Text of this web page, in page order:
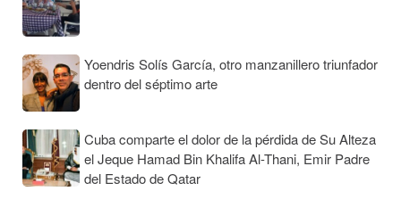
Yoendris Solís García, otro manzanillero triunfador
dentro del séptimo arte
Cuba comparte el dolor de la pérdida de Su Alteza
el Jeque Hamad Bin Khalifa Al-Thani, Emir Padre
del Estado de Qatar